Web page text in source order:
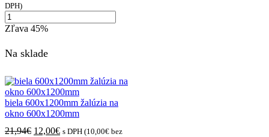
17,16€.12,90€.
DPH)
množstvo
Biela
vnútorný
plastový
Zľava 45%
Na sklade
biela 600x1200mm žalúzia na
okno 600x1200mm
21,94€ Pôvodná
12,00€Aktuálna
s DPH (10,00€ bez